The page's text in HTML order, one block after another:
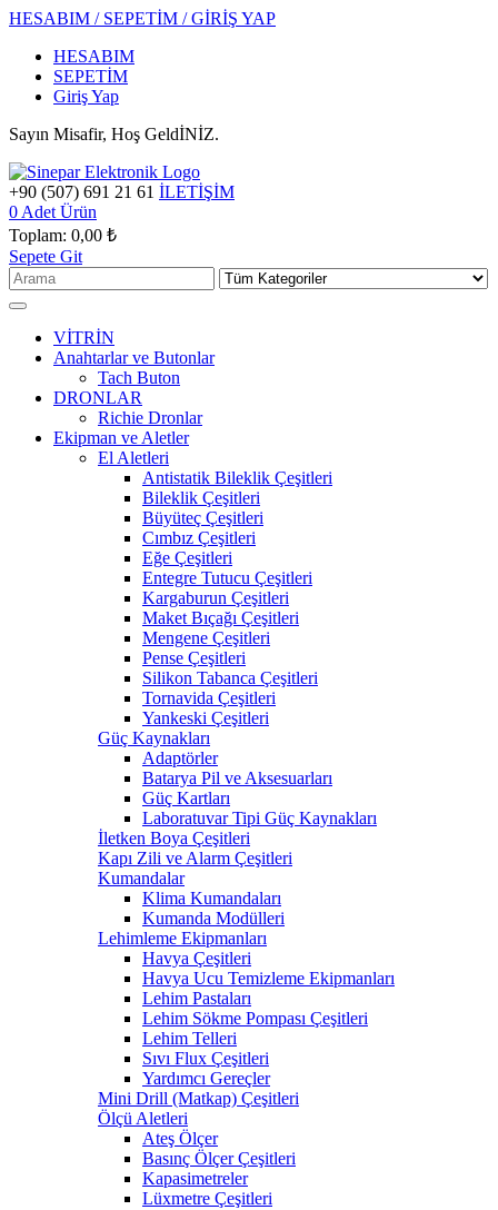
HESABIM / SEPETİM / GİRİŞ YAP
HESABIM
SEPETİM
Giriş Yap
Sayın Misafir, Hoş GeldİNİZ.
+90 (507) 691 21 61 İLETİŞİM
0 Adet Ürün
Toplam: 0,00 ₺
Sepete Git
VİTRİN
Anahtarlar ve Butonlar
Tach Buton
DRONLAR
Richie Dronlar
Ekipman ve Aletler
El Aletleri
Antistatik Bileklik Çeşitleri
Bileklik Çeşitleri
Büyüteç Çeşitleri
Cımbız Çeşitleri
Eğe Çeşitleri
Entegre Tutucu Çeşitleri
Kargaburun Çeşitleri
Maket Bıçağı Çeşitleri
Mengene Çeşitleri
Pense Çeşitleri
Silikon Tabanca Çeşitleri
Tornavida Çeşitleri
Yankeski Çeşitleri
Güç Kaynakları
Adaptörler
Batarya Pil ve Aksesuarları
Güç Kartları
Laboratuvar Tipi Güç Kaynakları
İletken Boya Çeşitleri
Kapı Zili ve Alarm Çeşitleri
Kumandalar
Klima Kumandaları
Kumanda Modülleri
Lehimleme Ekipmanları
Havya Çeşitleri
Havya Ucu Temizleme Ekipmanları
Lehim Pastaları
Lehim Sökme Pompası Çeşitleri
Lehim Telleri
Sıvı Flux Çeşitleri
Yardımcı Gereçler
Mini Drill (Matkap) Çeşitleri
Ölçü Aletleri
Ateş Ölçer
Basınç Ölçer Çeşitleri
Kapasimetreler
Lüxmetre Çeşitleri